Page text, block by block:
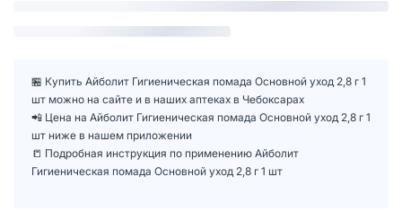
🏪 Купить Айболит Гигиеническая помада Основной уход 2,8 г 1
шт можно на сайте и в наших аптеках в Чебоксарах
📲 Цена на Айболит Гигиеническая помада Основной уход 2,8 г 1
шт ниже в нашем приложении
📒 Подробная инструкция по применению Айболит
Гигиеническая помада Основной уход 2,8 г 1 шт